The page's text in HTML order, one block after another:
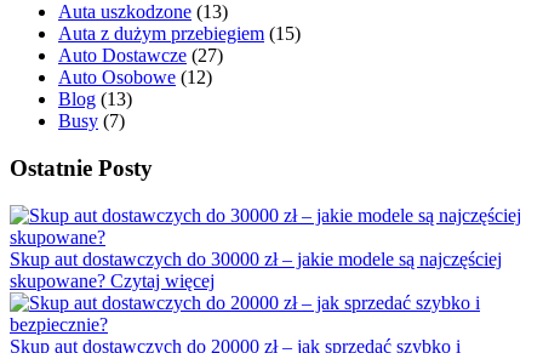
Auta uszkodzone (13)
Auta z dużym przebiegiem (15)
Auto Dostawcze (27)
Auto Osobowe (12)
Blog (13)
Busy (7)
Ostatnie Posty
Skup aut dostawczych do 30000 zł – jakie modele są najczęściej
skupowane? Czytaj więcej
Skup aut dostawczych do 20000 zł – jak sprzedać szybko i